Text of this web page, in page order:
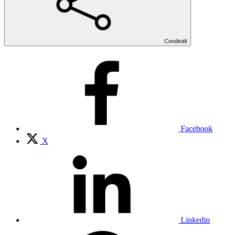
Condividi
Facebook
X
Linkedin